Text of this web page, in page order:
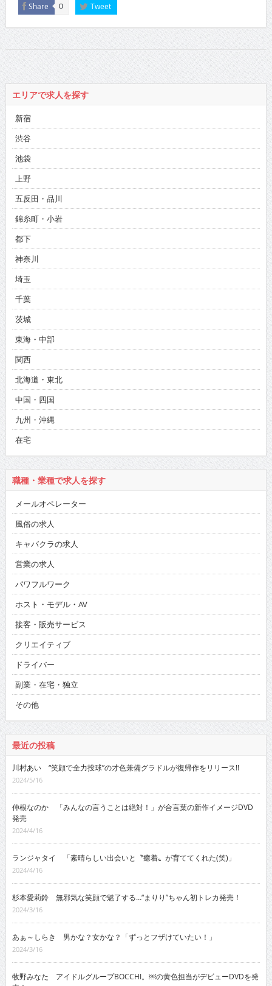
Share 0 Tweet
エリアで求人を探す
新宿
渋谷
池袋
上野
五反田・品川
錦糸町・小岩
都下
神奈川
埼玉
千葉
茨城
東海・中部
関西
北海道・東北
中国・四国
九州・沖縄
在宅
職種・業種で求人を探す
メールオペレーター
風俗の求人
キャバクラの求人
営業の求人
パワフルワーク
ホスト・モデル・AV
接客・販売サービス
クリエイティブ
ドライバー
副業・在宅・独立
その他
最近の投稿
川村あい “笑顔で全力投球”の才色兼備グラドルが復帰作をリリース!!
2024/5/16
仲根なのか 「みんなの言うことは絶対！」が合言葉の新作イメージDVD
発売
2024/4/16
ランジャタイ 「素晴らしい出会いと〝癒着〟が育ててくれた(笑)」
2024/4/16
杉本愛莉鈴 無邪気な笑顔で魅了する…“まりり”ちゃん初トレカ発売！
2024/3/16
あぁ～しらき 男かな？女かな？「ずっとフザけていたい！」
2024/3/16
牧野みなた アイドルグループBOCCHI。￼の黄色担当がデビューDVDを発